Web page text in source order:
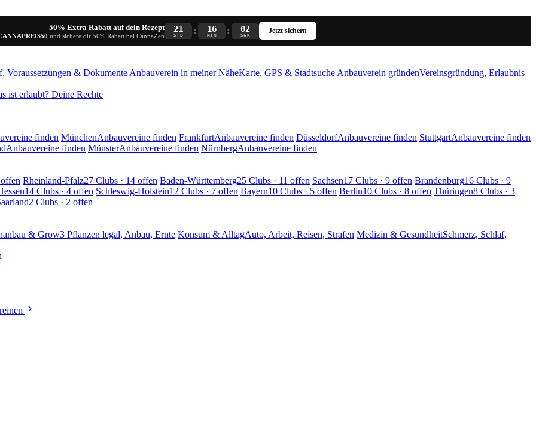
50% Extra Rabatt auf dein Rezept
und sichere dir 50% Rabatt bei CannaZen
21
STD : 16
MIN : 01
SEK
Jetzt sichern
Voraussetzungen & Dokumente Anbauverein in meiner NäheKarte, GPS & Stadtsuche Anbauverein gründenVereinsgründung, Erlaubnis
ist erlaubt? Deine Rechte
finden MünchenAnbauvereine finden FrankfurtAnbauvereine finden DüsseldorfAnbauvereine finden StuttgartAnbauvereine finden
Anbauvereine finden MünsterAnbauvereine finden NürnbergAnbauvereine finden
Rheinland-Pfalz27 Clubs · 14 offen Baden-Württemberg25 Clubs · 11 offen Sachsen17 Clubs · 9 offen Brandenburg16 Clubs · 9
14 Clubs · 4 offen Schleswig-Holstein12 Clubs · 7 offen Bayern10 Clubs · 5 offen Berlin10 Clubs · 8 offen Thüringen8 Clubs · 3
2 Clubs · 2 offen
& Grow3 Pflanzen legal, Anbau, Ernte Konsum & AlltagAuto, Arbeit, Reisen, Strafen Medizin & GesundheitSchmerz, Schlaf,